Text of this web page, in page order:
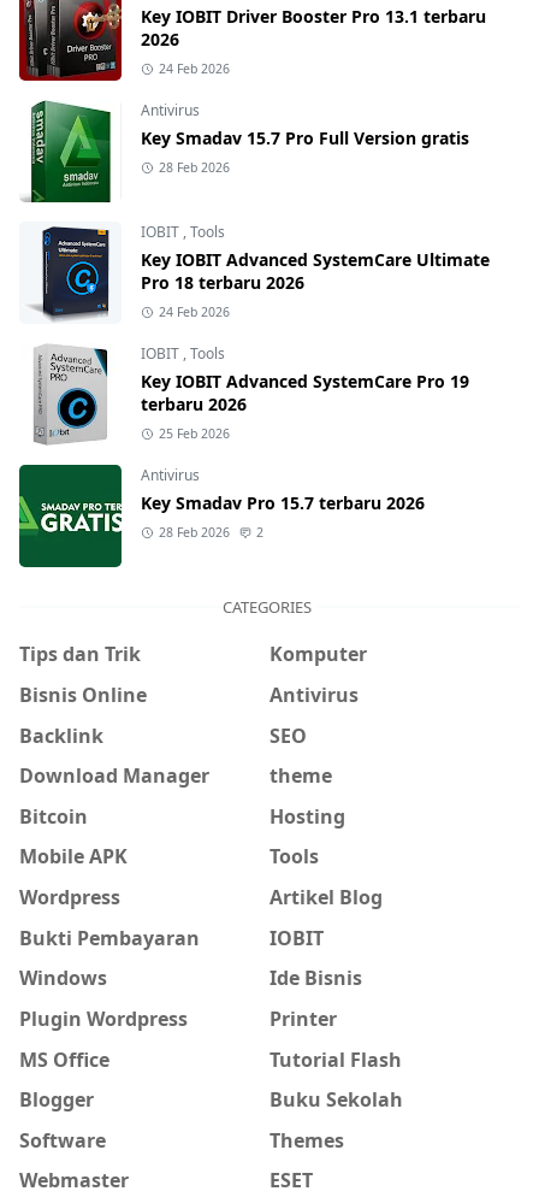
Key IOBIT Driver Booster Pro 13.1 terbaru
2026
24 Feb 2026
Antivirus
Key Smadav 15.7 Pro Full Version gratis
28 Feb 2026
IOBIT ,Tools
Key IOBIT Advanced SystemCare Ultimate
Pro 18 terbaru 2026
24 Feb 2026
IOBIT ,Tools
Key IOBIT Advanced SystemCare Pro 19
terbaru 2026
25 Feb 2026
Antivirus
Key Smadav Pro 15.7 terbaru 2026
28 Feb 2026 2
CATEGORIES
Tips dan Trik
Komputer
Bisnis Online
Antivirus
Backlink
SEO
Download Manager
theme
Bitcoin
Hosting
Mobile APK
Tools
Wordpress
Artikel Blog
Bukti Pembayaran
IOBIT
Windows
Ide Bisnis
Plugin Wordpress
Printer
MS Office
Tutorial Flash
Blogger
Buku Sekolah
Software
Themes
Webmaster
ESET